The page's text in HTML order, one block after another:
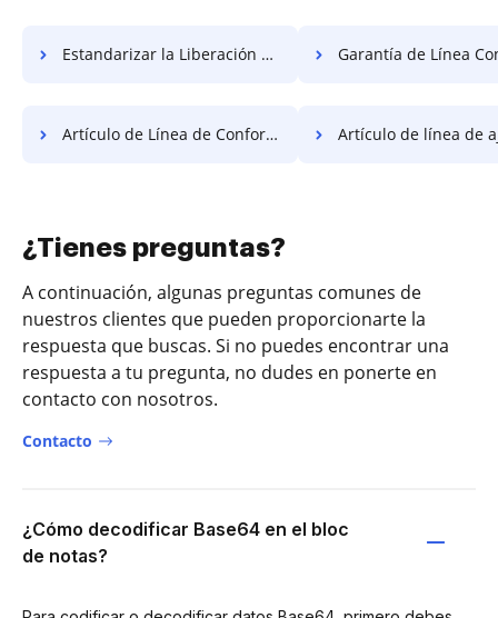
Estandarizar la Liberación de Línea Gratis Garantía de Línea
Artículo de Línea de Conformidad Gratis Artículo de línea de ajuste
¿Tienes preguntas?
A continuación, algunas preguntas comunes de
nuestros clientes que pueden proporcionarte la
respuesta que buscas. Si no puedes encontrar una
respuesta a tu pregunta, no dudes en ponerte en
contacto con nosotros.
Contacto
¿Cómo decodificar Base64 en el bloc
de notas?